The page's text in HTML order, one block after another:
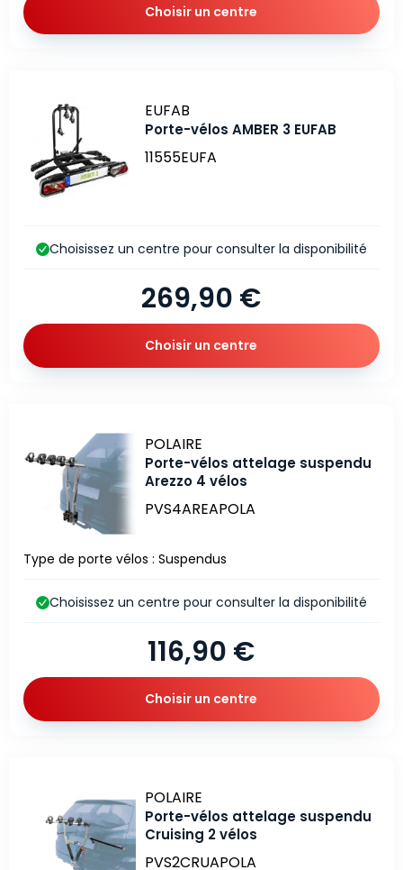
Choisir un centre
Marque
EUFAB
Porte-vélos AMBER 3 EUFAB
11555EUFA
269,90 €
Choisissez un centre pour consulter la disponibilité
Choisir un centre
Marque
POLAIRE
Porte-vélos attelage suspendu
Arezzo 4 vélos
PVS4AREAPOLA
Type de porte vélos : Suspendus
116,90 €
Choisissez un centre pour consulter la disponibilité
Choisir un centre
Marque
POLAIRE
Porte-vélos attelage suspendu
Cruising 2 vélos
PVS2CRUAPOLA